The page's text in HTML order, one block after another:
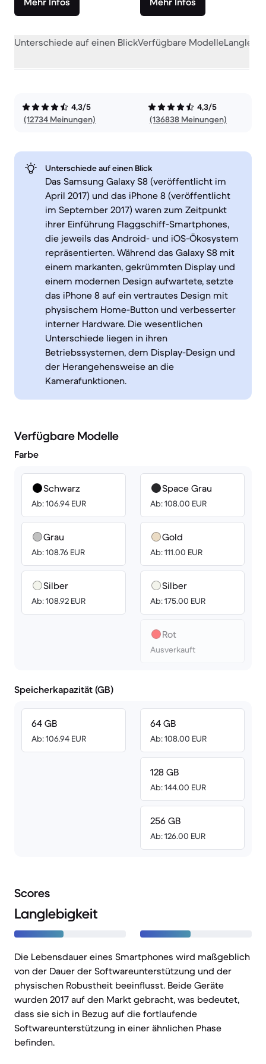
Unterschiede auf einen BlickVerfügbare Modelle
4,3/5
(12734 Meinungen)
4,3/5
(136838 Meinungen)
Unterschiede auf einen Blick
Das Samsung Galaxy S8 (veröffentlicht im
April 2017) und das iPhone 8 (veröffentlicht
im September 2017) waren zum Zeitpunkt
ihrer Einführung Flaggschiff-Smartphones,
die jeweils das Android- und iOS-Ökosystem
repräsentierten. Während das Galaxy S8 mit
einem markanten, gekrümmten Display und
einem modernen Design aufwartete, setzte
das iPhone 8 auf ein vertrautes Design mit
physischem Home-Button und verbesserter
interner Hardware. Die wesentlichen
Unterschiede liegen in ihren
Betriebssystemen, dem Display-Design und
der Herangehensweise an die
Kamerafunktionen.
Verfügbare Modelle
Farbe
Schwarz
Ab: 106.94 EUR
Grau
Ab: 108.76 EUR
Silber
Ab: 108.92 EUR
Space Grau
Ab: 108.00 EUR
Gold
Ab: 111.00 EUR
Silber
Ab: 175.00 EUR
Rot
Ausverkauft
Speicherkapazität (GB)
64 GB
Ab: 106.94 EUR
64 GB
Ab: 108.00 EUR
128 GB
Ab: 144.00 EUR
256 GB
Ab: 126.00 EUR
Scores
Langlebigkeit
Die Lebensdauer eines Smartphones wird maßgeblich
von der Dauer der Softwareunterstützung und der
physischen Robustheit beeinflusst. Beide Geräte
wurden 2017 auf den Markt gebracht, was bedeutet,
dass sie sich in Bezug auf die fortlaufende
Softwareunterstützung in einer ähnlichen Phase
befinden.